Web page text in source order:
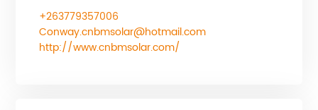
+263779357006
Conway.cnbmsolar@hotmail.com
http://www.cnbmsolar.com/